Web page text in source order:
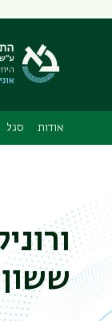
אודות סגל